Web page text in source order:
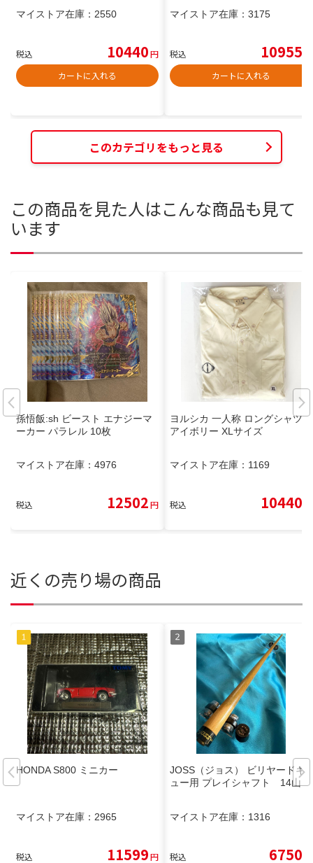
マイストア在庫： 2550
税込 10440円
カートに入れる
マイストア在庫： 3175
税込 10955
カートに入れる
このカテゴリをもっと見る
この商品を見た人はこんな商品も見て
います
孫悟飯:sh ビースト エナジーマ
ーカー パラレル 10枚
マイストア在庫： 4976
税込 12502円
ヨルシカ 一人称 ロングシャツ
アイボリー XLサイズ
マイストア在庫： 1169
税込 10440
近くの売り場の商品
HONDA S800 ミニカー
マイストア在庫： 2965
税込 11599円
JOSS（ジョス） ビリヤードキ
ュー用 プレイシャフト 14山
マイストア在庫： 1316
税込 6750